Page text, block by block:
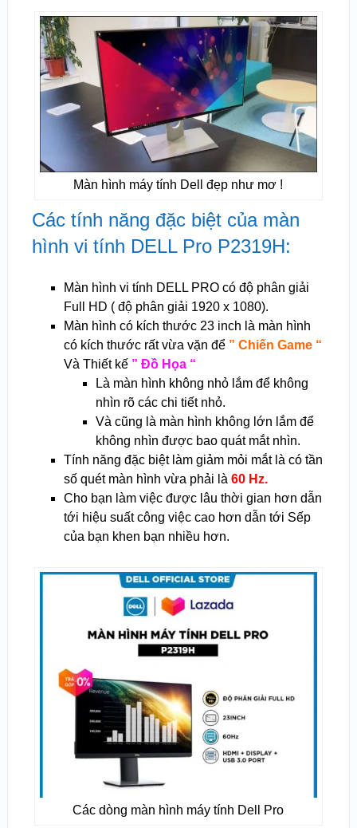
Màn hình máy tính Dell đẹp như mơ !
Các tính năng đặc biệt của màn
hình vi tính DELL Pro P2319H:
Màn hình vi tính DELL PRO có độ phân giải
Full HD ( độ phân giải 1920 x 1080).
Màn hình có kích thước 23 inch là màn hình
có kích thước rất vừa vặn để ” Chiến Game “
Và Thiết kế ” Đồ Họa “
Là màn hình không nhỏ lắm để không
nhìn rõ các chi tiết nhỏ.
Và cũng là màn hình không lớn lắm để
không nhìn được bao quát mắt nhìn.
Tính năng đặc biệt làm giảm mỏi mắt là có tần
số quét màn hình vừa phải là 60 Hz.
Cho bạn làm việc được lâu thời gian hơn dẫn
tới hiệu suất công việc cao hơn dẫn tới Sếp
của bạn khen bạn nhiều hơn.
Các dòng màn hình máy tính Dell Pro